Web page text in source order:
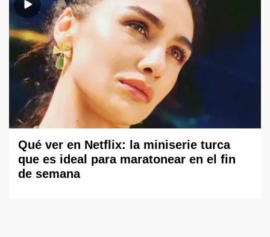
Qué ver en Netflix: la miniserie turca
que es ideal para maratonear en el fin
de semana